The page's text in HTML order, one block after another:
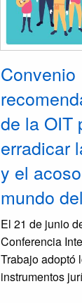
Convenio
de la OIT
erradicar
y el
mundo
El 21 de junio
Conferencia
Trabajo adoptó
instrumentos